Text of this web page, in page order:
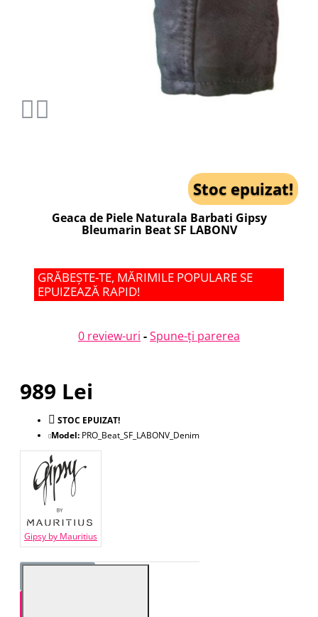
Stoc epuizat!
Geaca de Piele Naturala Barbati Gipsy
Bleumarin Beat SF LABONV
GRĂBEȘTE-TE, MĂRIMILE POPULARE SE
EPUIZEAZĂ RAPID!
0 review-uri -Spune-ţi parerea
989 Lei
STOC EPUIZAT!
Model: PRO_Beat_SF_LABONV_Denim
Gipsy by Mauritius